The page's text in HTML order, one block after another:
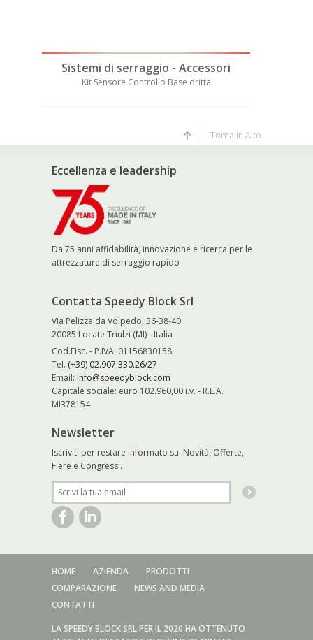
Sistemi di serraggio - Accessori
Kit Sensore Controllo Base dritta
Eccellenza e leadership
Da 75 anni affidabilità, innovazione e ricerca per le
attrezzature di serraggio rapido
Contatta Speedy Block Srl
Via Pelizza da Volpedo, 36-38-40
20085 Locate Triulzi (MI) - Italia
Cod.Fisc. - P.IVA: 01156830158
Tel. (+39) 02.907.330.26/27
Email: info@speedyblock.com
Capitale sociale: euro 102.960,00 i.v. - R.E.A.
MI378154
Newsletter
Iscriviti per restare informato su: Novità, Offerte,
Fiere e Congressi.
Torna in Alto
HOME AZIENDA
PRODOTTI
COMPARAZIONE
NEWS AND MEDIA
CONTATTI
LA SPEEDY BLOCK SRL PER IL 2020 HA OTTENUTO